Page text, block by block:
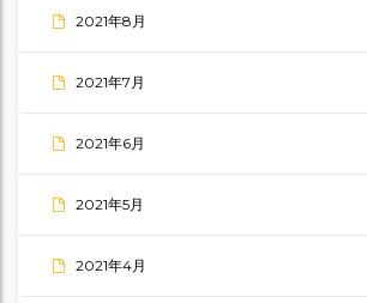
2021年8月
2021年7月
2021年6月
2021年5月
2021年4月